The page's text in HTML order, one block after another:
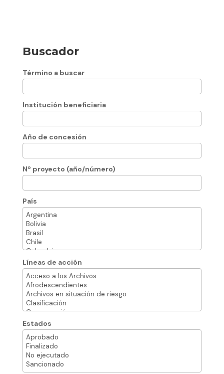
Buscador
Término a buscar
Institución beneficiaria
Año de concesión
Nº proyecto (año/número)
País
Líneas de acción
Estados